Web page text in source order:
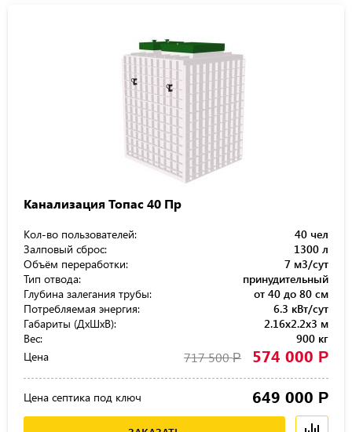
Канализация Топас 40 Пр
Кол-во пользователей:
40 чел
Залповый сброс:
1300 л
Объём переработки:
7 м3/сут
Тип отвода:
принудительный
Глубина залегания трубы:
от 40 до 80 см
Потребляемая энергия:
6.3 кВт/сут
Габариты (ДхШхВ):
2.16x2.2x3 м
Вес:
900 кг
Цена
717 500Р 574 000 Р
Цена септика под ключ 649 000 Р